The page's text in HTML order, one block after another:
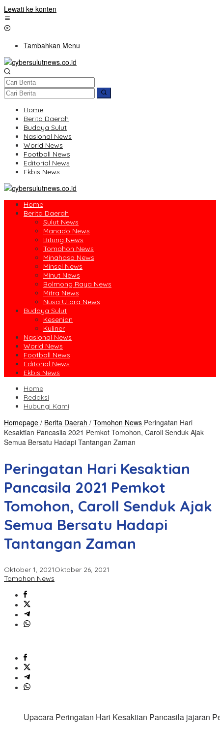
Lewati ke konten
Tambahkan Menu
Home
Berita Daerah
Budaya Sulut
Nasional News
World News
Football News
Editorial News
Ekbis News
Home
Berita Daerah
Sulut News
Manado News
Bitung News
Tomohon News
Minahasa News
Minsel News
Minut News
Bolmong Raya News
Mitra News
Nusa Utara News
Budaya Sulut
Kesenian
Kuliner
Nasional News
World News
Football News
Editorial News
Ekbis News
Home
Redaksi
Hubungi Kami
Homepage / Berita Daerah / Tomohon News Peringatan Hari
Kesaktian Pancasila 2021 Pemkot Tomohon, Caroll Senduk Ajak
Semua Bersatu Hadapi Tantangan Zaman
Peringatan Hari Kesaktian
Pancasila 2021 Pemkot
Tomohon, Caroll Senduk Ajak
Semua Bersatu Hadapi
Tantangan Zaman
Oktober 1, 2021Oktober 26, 2021
Tomohon News
Upacara Peringatan Hari Kesaktian Pancasila jajaran